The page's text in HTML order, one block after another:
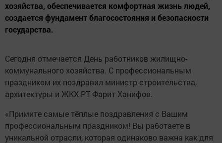
хозяйства, обеспечивается комфортная жизнь людей,
создается фундамент благосостояния и безопасности
государства.
Сегодня отмечается День работников жилищно-
коммунального хозяйства. С профессиональным
праздником их поздравил министр строительства,
архитектуры и ЖКХ РТ Фарит Ханифов.
«Примите самые тёплые поздравления с Вашим
профессиональным праздником! Вы работаете в
уникальной отрасли, которая одинаково важна как для